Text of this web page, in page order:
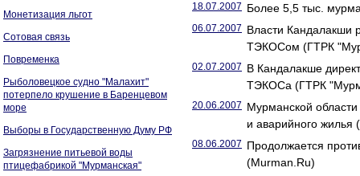
Монетизация льгот
Сотовая связь
Повременка
Рыболовецкое судно "Малахит"
потерпело крушение в Баренцевом
море
Выборы в Государственную Думу РФ
Загрязнение питьевой воды
птицефабрикой "Мурманская"
18.07.2007 Более 5,5 тыс.
06.07.2007 Власти Кандалакши
ТЭКОСом (ГТРК
02.07.2007 В Кандалакше
ТЭКОСа (ГТРК
20.06.2007 Мурманской
и аварийного
08.06.2007 Продолжается
(Murman.Ru)